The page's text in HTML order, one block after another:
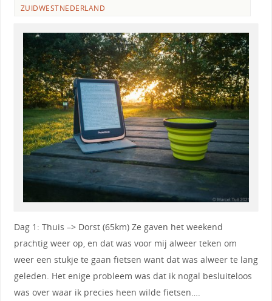
ZUIDWESTNEDERLAND
Dag 1: Thuis –> Dorst (65km) Ze gaven het weekend
prachtig weer op, en dat was voor mij alweer teken om
weer een stukje te gaan fietsen want dat was alweer te lang
geleden. Het enige probleem was dat ik nogal besluiteloos
was over waar ik precies heen wilde fietsen….